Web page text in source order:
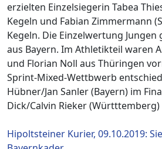
erzielten Einzelsiegerin Tabea
Kegeln und Fabian Zimmermann
Kegeln. Die Einzelwertung Jungen
aus Bayern. Im Athletikteil waren
und Florian Noll aus Thüringen
Sprint-Mixed-Wettbwerb
Hübner/Jan Sanler (Bayern) im
Dick/Calvin Rieker
Hipoltsteiner Kurier, 09.10.2019: